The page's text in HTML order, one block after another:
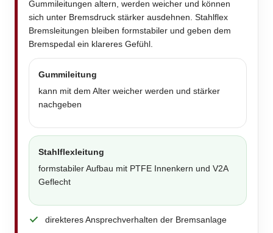
Gummileitungen altern, werden weicher und können
sich unter Bremsdruck stärker ausdehnen. Stahlflex
Bremsleitungen bleiben formstabiler und geben dem
Bremspedal ein klareres Gefühl.
Gummileitung
kann mit dem Alter weicher werden und stärker
nachgeben
Stahlflexleitung
formstabiler Aufbau mit PTFE Innenkern und V2A
Geflecht
direkteres Ansprechverhalten der Bremsanlage